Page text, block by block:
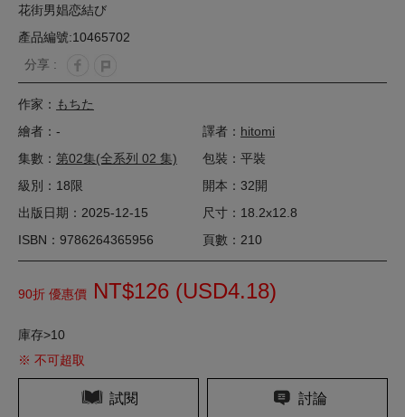
花街男娼恋結び
產品編號:10465702
分享 :
作家： もちた
繪者：-
譯者： hitomi
集數： 第02集(全系列 02 集)
包裝：平裝
級別：18限
開本：32開
出版日期：2025-12-15
尺寸：18.2x12.8
ISBN：9786264365956
頁數：210
90折 優惠價 NT$126 (USD4.18)
庫存>10
※ 不可超取
試閱 討論